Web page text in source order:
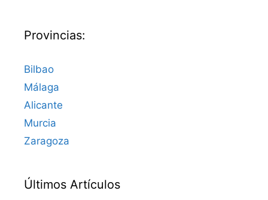
Provincias:
Bilbao
Málaga
Alicante
Murcia
Zaragoza
Últimos Artículos